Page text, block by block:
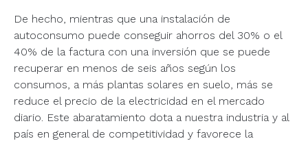
De hecho, mientras que una instalación de
autoconsumo puede conseguir ahorros del 30% o el
40% de la factura con una inversión que se puede
recuperar en menos de seis años según los
consumos, a más plantas solares en suelo, más se
reduce el precio de la electricidad en el mercado
diario. Este abaratamiento dota a nuestra industria y al
país en general de competitividad y favorece la